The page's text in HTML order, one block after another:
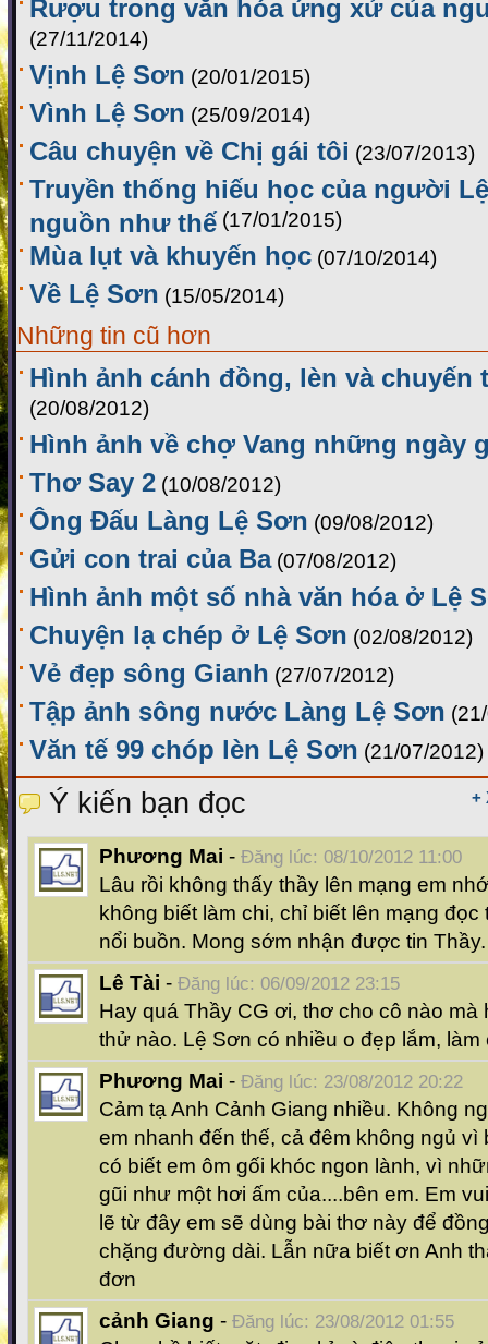
Rượu trong văn hóa ứng xử của
(27/11/2014)
Vịnh Lệ Sơn (20/01/2015)
Vình Lệ Sơn (25/09/2014)
Câu chuyện về Chị gái tôi (23/07/2013)
Truyền thống hiếu học của người
nguồn như thế (17/01/2015)
Mùa lụt và khuyến học (07/10/2014)
Về Lệ Sơn (15/05/2014)
Những tin cũ hơn
Hình ảnh cánh đồng, lèn và chuyến
(20/08/2012)
Hình ảnh về chợ Vang những ngày
Thơ Say 2 (10/08/2012)
Ông Đấu Làng Lệ Sơn (09/08/2012)
Gửi con trai của Ba (07/08/2012)
Hình ảnh một số nhà văn hóa ở Lệ
Chuyện lạ chép ở Lệ Sơn (02/08/2012)
Vẻ đẹp sông Gianh (27/07/2012)
Tập ảnh sông nước Làng Lệ Sơn
Văn tế 99 chóp lèn Lệ Sơn (21/07/2012)
+
Ý kiến bạn đọc
Phương Mai - Đăng lúc: 08/10/2012 11:00
Lâu rồi không thấy thầy lên mạng em
không biết làm chi, chỉ biết lên mạng
nổi buồn. Mong sớm nhận được tin Thầy.
Lê Tài - Đăng lúc: 06/09/2012 23:15
Hay quá Thầy CG ơi, thơ cho cô nào mà
thử nào. Lệ Sơn có nhiều o đẹp lắm, làm
Phương Mai - Đăng lúc: 23/08/2012 20:22
Cảm tạ Anh Cảnh Giang nhiều. Không
em nhanh đến thế, cả đêm không ngủ vì
có biết em ôm gối khóc ngon lành, vì
gũi như một hơi ấm của....bên em. Em
lẽ từ đây em sẽ dùng bài thơ này để
chặng đường dài. Lẫn nữa biết ơn Anh
đơn
cảnh Giang - Đăng lúc: 23/08/2012 01:55